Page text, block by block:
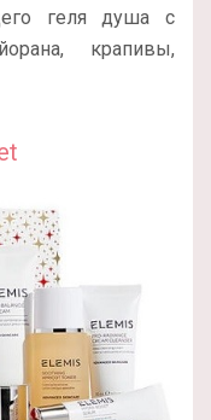
геля душа с
крапивы,